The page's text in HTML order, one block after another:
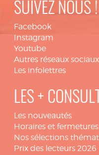
SUIVEZ NOUS !
Facebook
Instagram
Youtube
Autres réseaux
Les infolettres
LES +
Les nouveautés
Horaires et fermetures
Nos sélections
Prix des lecteurs 2026